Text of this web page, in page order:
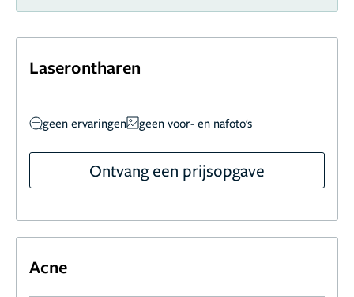
Laserontharen
geen ervaringen geen voor- en nafoto's
Ontvang een prijsopgave
Acne